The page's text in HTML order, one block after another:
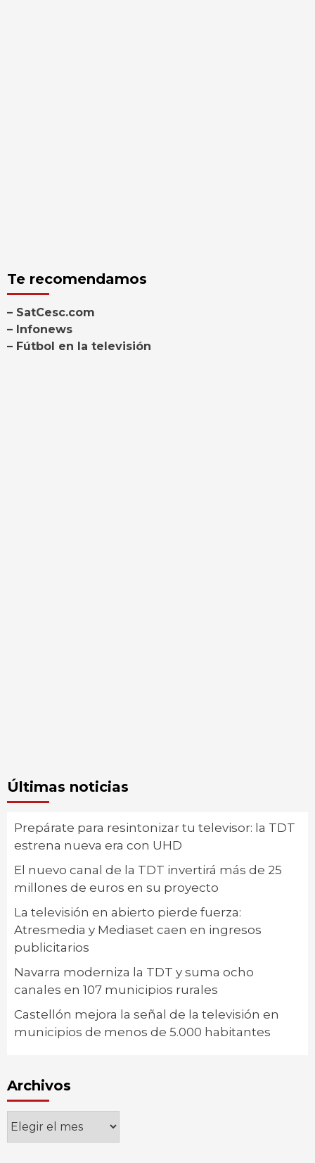
Te recomendamos
– SatCesc.com
– Infonews
– Fútbol en la televisión
Últimas noticias
Prepárate para resintonizar tu televisor: la TDT
estrena nueva era con UHD
El nuevo canal de la TDT invertirá más de 25
millones de euros en su proyecto
La televisión en abierto pierde fuerza:
Atresmedia y Mediaset caen en ingresos
publicitarios
Navarra moderniza la TDT y suma ocho
canales en 107 municipios rurales
Castellón mejora la señal de la televisión en
municipios de menos de 5.000 habitantes
Archivos